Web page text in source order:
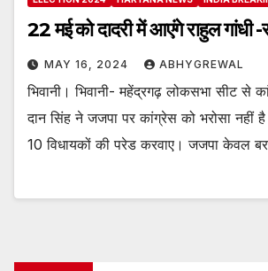
22 मई को दादरी में आएंगे राहुल गांधी -
MAY 16, 2024 ABHYGREWAL
भिवानी। भिवानी- महेंद्रगढ़ लोकसभा सीट से
दान सिंह ने जजपा पर कांग्रेस को भरोसा नहीं
10 विधायकों की परेड करवाए। जजपा केवल